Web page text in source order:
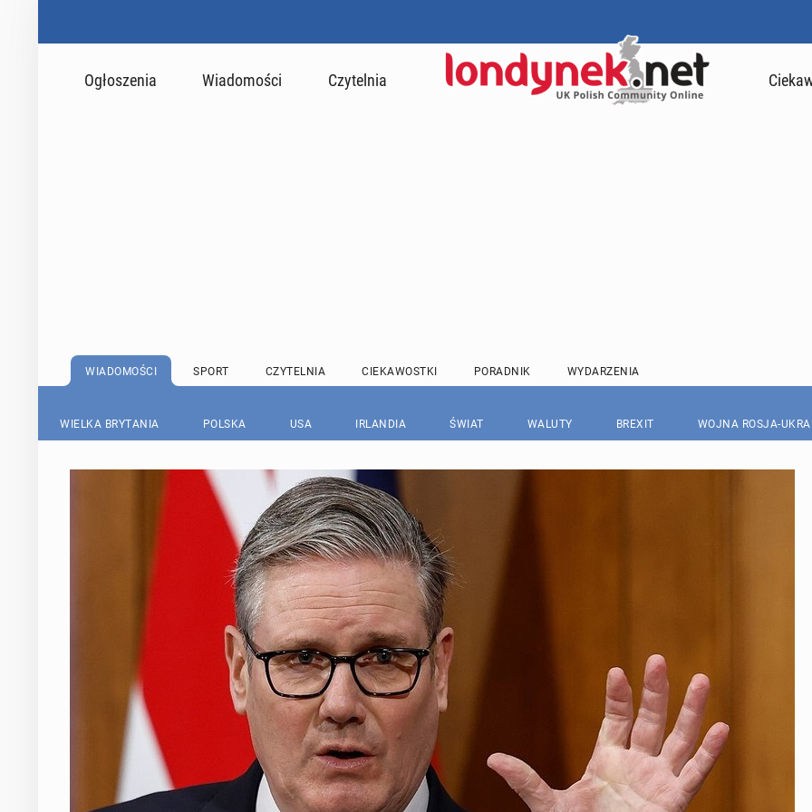
Ogłoszenia Wiadomości Czytelnia
WIADOMOŚCI SPORT CZYTELNIA CIEKAWOSTKI PORADNIK WYDARZENIA
WIELKA BRYTANIA POLSKA USA IRLANDIA ŚWIAT WALUTY BREXIT WOJNA ROSJA-